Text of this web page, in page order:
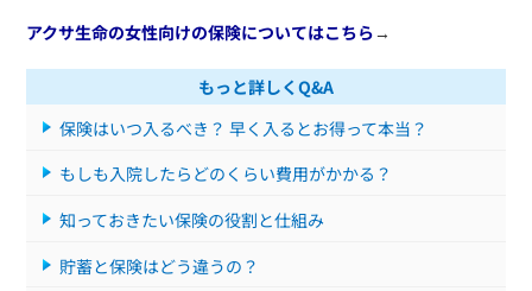
アクサ生命の女性向けの保険についてはこちら→
もっと詳しくQ&A
保険はいつ入るべき？ 早く入るとお得って本当？
もしも入院したらどのくらい費用がかかる？
知っておきたい保険の役割と仕組み
貯蓄と保険はどう違うの？